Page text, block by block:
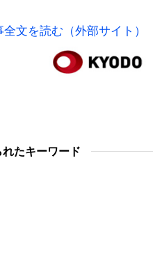
文を読む（外部サイト）
たキーワード